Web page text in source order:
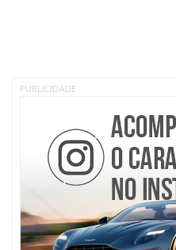
PUBLICIDADE